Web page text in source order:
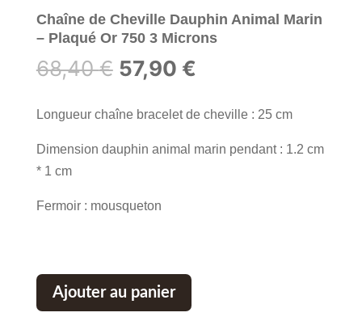
Chaîne de Cheville Dauphin Animal Marin
– Plaqué Or 750 3 Microns
68,40€ Le
initial
68,40 €.
57,90 €Le
actuel
57,90 €.
Longueur chaîne bracelet de cheville : 25 cm
Dimension dauphin animal marin pendant : 1.2 cm
* 1 cm
Fermoir : mousqueton
Ajouter au panier